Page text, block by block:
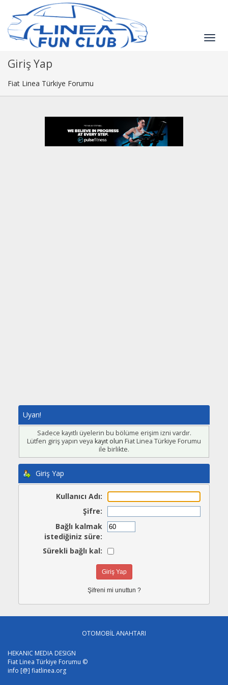
Giriş Yap
Fiat Linea Türkiye Forumu
Uyarı!
Sadece kayıtlı üyelerin bu bölüme erişim izni vardır.
Lütfen giriş yapın veya kayıt olun Fiat Linea Türkiye Forumu
ile birlikte.
Giriş Yap
Kullanıcı Adı:
Şifre:
Bağlı kalmak
istediğiniz süre:
Sürekli bağlı kal:
Şifreni mi unuttun ?
OTOMOBİL ANAHTARI
HEKANIC MEDIA DESIGN
Fiat Linea Türkiye Forumu ©
info [@] fiatlinea.org